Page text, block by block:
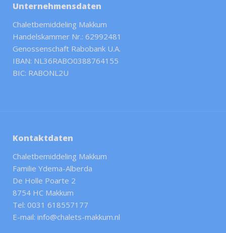
Unternehmensdaten
Chaletbemiddeling Makkum
Handelskammer Nr.: 62992481
Genossenschaft Rabobank U.A.
IBAN: NL36RABO0388764155
BIC: RABONL2U
Kontaktdaten
Chaletbemiddeling Makkum
Familie Ydema-Alberda
De Holle Poarte 2
8754 HC Makkum
Tel: 0031 618557177
E-mail: info@chalets-makkum.nl